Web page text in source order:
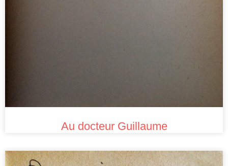
Au docteur Guillaume